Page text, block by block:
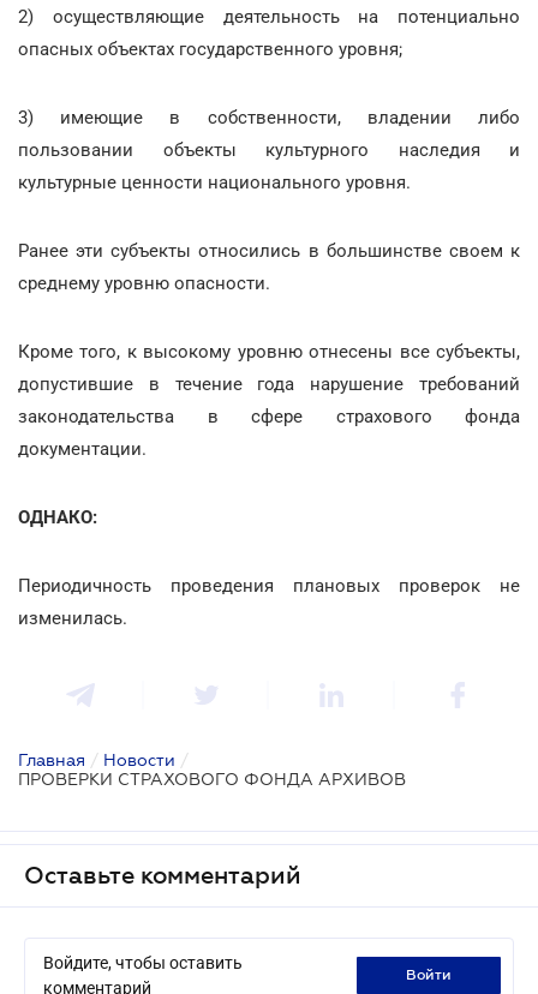
2) осуществляющие деятельность на потенциально
опасных объектах государственного уровня;
3) имеющие в собственности, владении либо
пользовании объекты культурного наследия и
культурные ценности национального уровня.
Ранее эти субъекты относились в большинстве своем к
среднему уровню опасности.
Кроме того, к высокому уровню отнесены все субъекты,
допустившие в течение года нарушение требований
законодательства в сфере страхового фонда
документации.
ОДНАКО:
Периодичность проведения плановых проверок не
изменилась.
Главная / Новости /
ПРОВЕРКИ СТРАХОВОГО ФОНДА АРХИВОВ
Оставьте комментарий
Войдите, чтобы оставить
комментарий
войти